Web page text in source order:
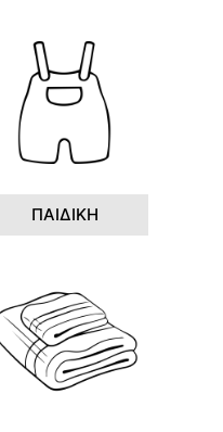
ΠΑΙΔΙΚΗ